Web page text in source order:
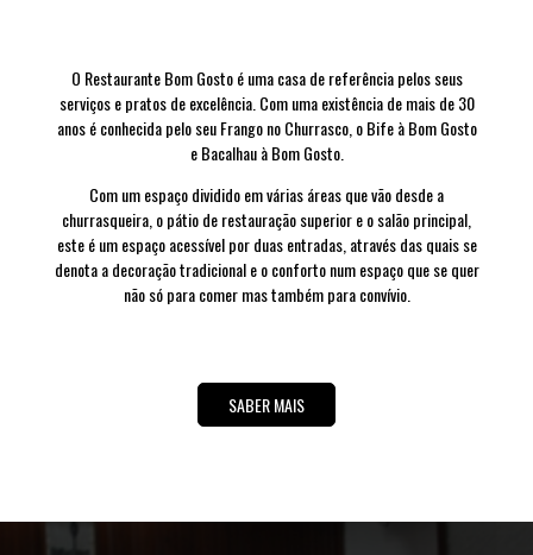
O Restaurante Bom Gosto é uma casa de referência pelos seus
serviços e pratos de excelência. Com uma existência de mais de 30
anos é conhecida pelo seu Frango no Churrasco, o Bife à Bom Gosto
e Bacalhau à Bom Gosto.
Com um espaço dividido em várias áreas que vão desde a
churrasqueira, o pátio de restauração superior e o salão principal,
este é um espaço acessível por duas entradas, através das quais se
denota a decoração tradicional e o conforto num espaço que se quer
não só para comer mas também para convívio.
SABER MAIS